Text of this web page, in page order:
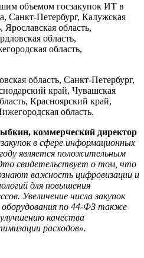
объемом госзакупок ИТ в
Санкт-Петербург, Калужская
Ярославская область,
область,
область,
область, Санкт-Петербург,
край, Чувашская
Красноярский край,
область.
коммерческий директор
в сфере информационных
является положительным
свидетельствует о том, что
важность цифровизации и
для повышения
Увеличение числа закупок
оборудования по 44-ФЗ также
качества
расходов».